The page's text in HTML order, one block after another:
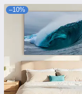
–10%